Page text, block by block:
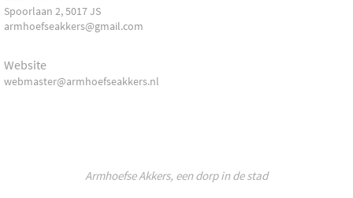
Spoorlaan 2, 5017 JS
armhoefseakkers@gmail.com
Website
webmaster@armhoefseakkers.nl
Armhoefse Akkers, een dorp in de stad